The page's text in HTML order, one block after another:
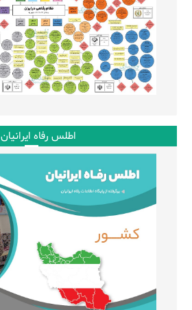
اطلس رفاه ایرانیان